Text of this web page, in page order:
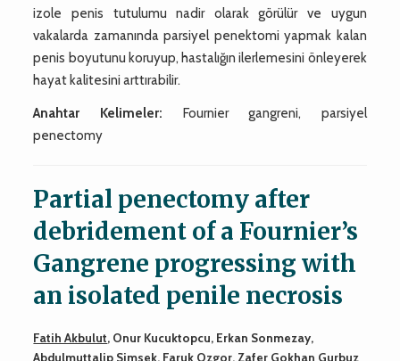
izole penis tutulumu nadir olarak görülür ve uygun
vakalarda zamanında parsiyel penektomi yapmak kalan
penis boyutunu koruyup, hastalığın ilerlemesini önleyerek
hayat kalitesini arttırabilir.
Anahtar Kelimeler: Fournier gangreni, parsiyel
penectomy
Partial penectomy after
debridement of a Fournier’s
Gangrene progressing with
an isolated penile necrosis
Fatih Akbulut, Onur Kucuktopcu, Erkan Sonmezay,
Abdulmuttalip Simsek, Faruk Ozgor, Zafer Gokhan Gurbuz